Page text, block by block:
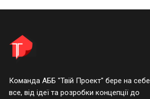
Команда АББ "Твій Проект" бере на себе
все, від ідеї та розробки концепції до